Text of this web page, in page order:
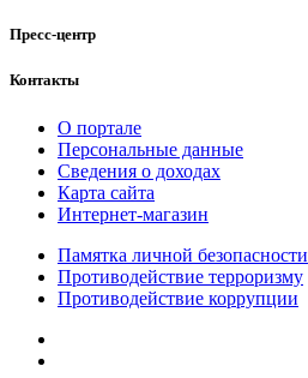
Пресс-центр
Контакты
О портале
Персональные данные
Сведения о доходах
Карта сайта
Интернет-магазин
Памятка личной безопасности
Противодействие терроризму
Противодействие коррупции